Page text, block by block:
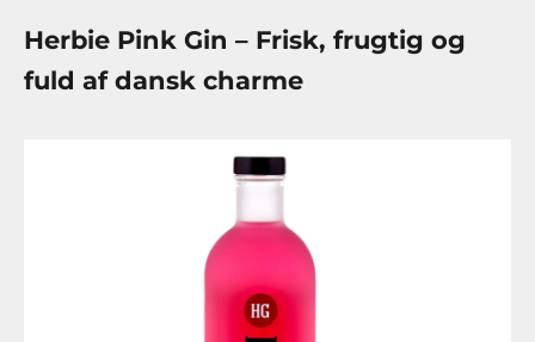
Herbie Pink Gin – Frisk, frugtig og
fuld af dansk charme